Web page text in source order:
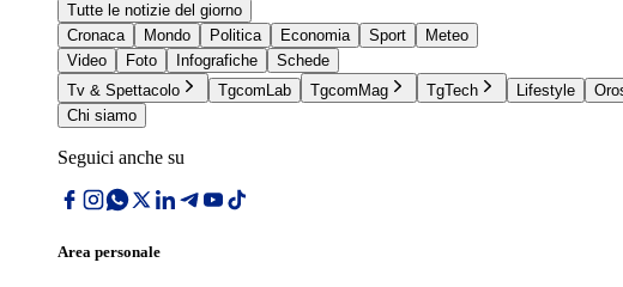
Tutte le notizie del giorno
Cronaca
Mondo Politica Economia Sport
Meteo
Video
Foto Infografiche
Schede
Tv & Spettacolo
TgcomLab TgcomMag TgTech Lifestyle
Chi siamo
Seguici anche su
Area personale